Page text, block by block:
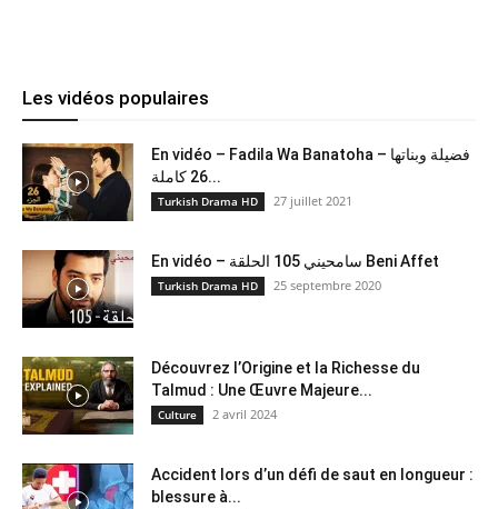
Les vidéos populaires
En vidéo – Fadila Wa Banatoha – فضيلة وبناتها
26 كاملة...
Turkish Drama HD 27 juillet 2021
En vidéo – سامحيني 105 الحلقة Beni Affet
Turkish Drama HD 25 septembre 2020
Découvrez l’Origine et la Richesse du
Talmud : Une Œuvre Majeure...
Culture 2 avril 2024
Accident lors d’un défi de saut en longueur :
blessure à...